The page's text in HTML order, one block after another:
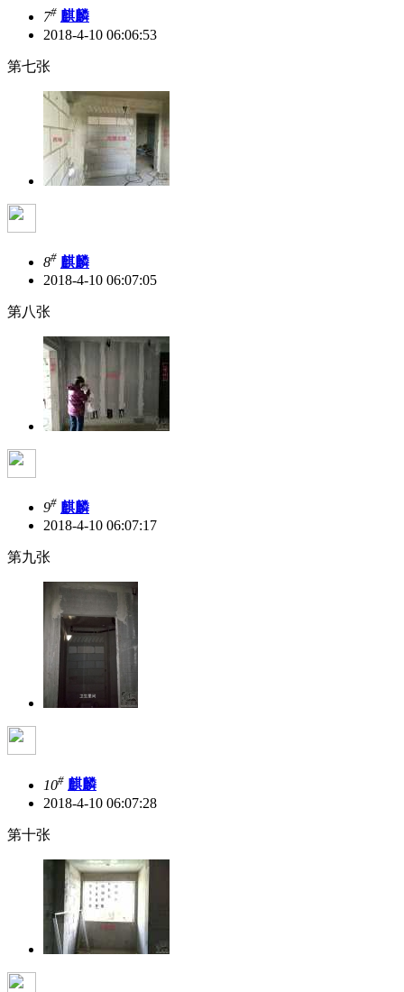
7# 麒麟
2018-4-10 06:06:53
第七张
8# 麒麟
2018-4-10 06:07:05
第八张
9# 麒麟
2018-4-10 06:07:17
第九张
10# 麒麟
2018-4-10 06:07:28
第十张